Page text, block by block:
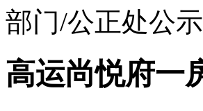
部门/公正处公
高运尚悦府一